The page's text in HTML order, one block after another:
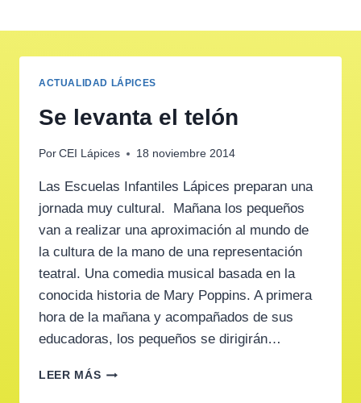
ACTUALIDAD LÁPICES
Se levanta el telón
Por CEI Lápices 18 noviembre 2014
Las Escuelas Infantiles Lápices preparan una
jornada muy cultural. Mañana los pequeños
van a realizar una aproximación al mundo de
la cultura de la mano de una representación
teatral. Una comedia musical basada en la
conocida historia de Mary Poppins. A primera
hora de la mañana y acompañados de sus
educadoras, los pequeños se dirigirán…
LEER MÁSSE